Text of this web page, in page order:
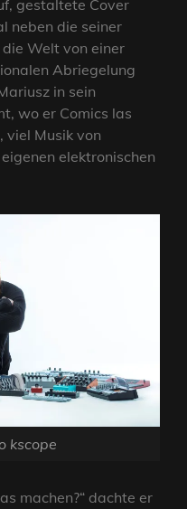
gestaltete Cover
neben die seiner
Welt von einer
Abriegelung
in sein
wo er Comics las
viel Musik von
elektronischen
kscope
machen?“ dachte er